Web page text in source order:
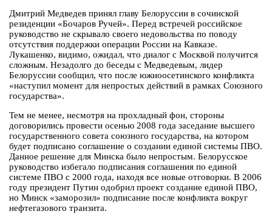
Дмитрий Медведев принял главу Белоруссии в сочинской
резиденции «Бочаров Ручей». Перед встречей российское
руководство не скрывало своего недовольства по поводу
отсутствия поддержки операции России на Кавказе.
Лукашенко, видимо, ожидал, что диалог с Москвой получится
сложным. Незадолго до беседы с Медведевым, лидер
Белоруссии сообщил, что после южноосетинского конфликта
«наступил момент для непростых действий в рамках Союзного
государства».
Тем не менее, несмотря на прохладный фон, стороны
договорились провести осенью 2008 года заседание высшего
государственного совета союзного государства, на котором
будет подписано соглашение о создании единой системы ПВО.
Данное решение для Минска было непростым. Белорусское
руководство избегало подписания соглашения по единой
системе ПВО с 2000 года, находя все новые отговорки. В 2006
году президент Путин одобрил проект создание единой ПВО,
но Минск «заморозил» подписание после конфликта вокруг
нефтегазового транзита.